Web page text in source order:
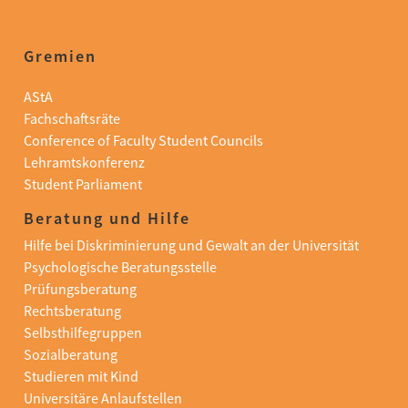
Gremien
AStA
Fachschaftsräte
Conference of Faculty Student Councils
Lehramtskonferenz
Student Parliament
Beratung und Hilfe
Hilfe bei Diskriminierung und Gewalt an der Universität
Psychologische Beratungsstelle
Prüfungsberatung
Rechtsberatung
Selbsthilfegruppen
Sozialberatung
Studieren mit Kind
Universitäre Anlaufstellen